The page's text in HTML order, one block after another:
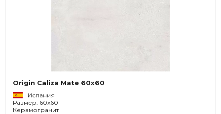
Origin Caliza Mate 60x60
Испания
Размер: 60x60
Керамогранит